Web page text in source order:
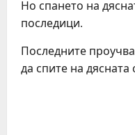
Но спането на
последици.
Последните
да спите на дясната